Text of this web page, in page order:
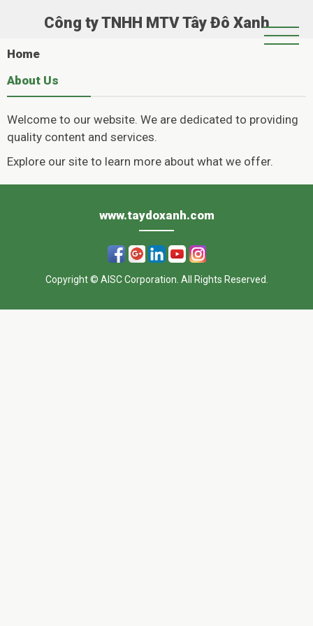
Công ty TNHH MTV Tây Đô Xanh
Trang Chủ
Giới Thiệu
Tin Tức
Hoạt Động Xã Hội
Album
Home
About Us
Welcome to our website. We are dedicated to providing
quality content and services.
Explore our site to learn more about what we offer.
www.taydoxanh.com
Copyright © AISC Corporation. All Rights Reserved.